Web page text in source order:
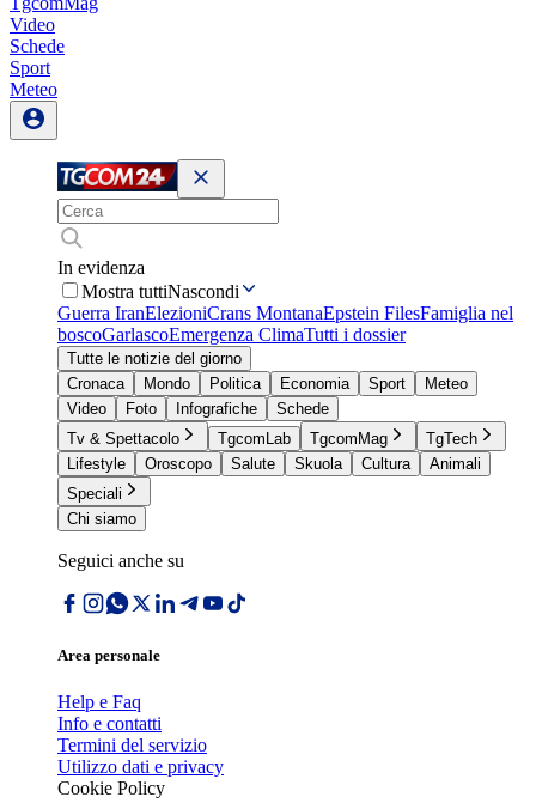
Video
Schede
Sport
Meteo
In evidenza
Mostra tuttiNascondi
Guerra IranElezioniCrans MontanaEpstein FilesFamiglia nel
boscoGarlascoEmergenza ClimaTutti i dossier
Tutte le notizie del giorno
Cronaca
Mondo Politica Economia Sport
Meteo
Video
Foto Infografiche
Schede
Tv & Spettacolo
TgcomLab TgcomMag
TgTech
Lifestyle
Oroscopo Salute Skuola Cultura
Animali
Speciali
Chi siamo
Seguici anche su
Area personale
Help e Faq
Info e contatti
Termini del servizio
Utilizzo dati e privacy
Cookie Policy